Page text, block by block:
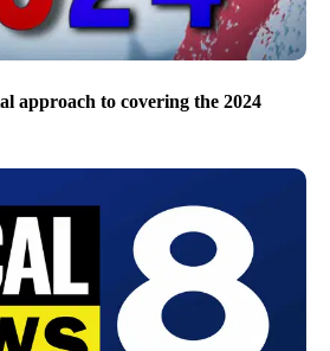
approach to covering the 2024